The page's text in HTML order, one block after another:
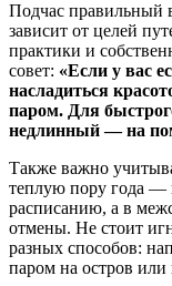
Подчас правильный
зависит от целей
практики и
совет: «Если у вас
насладиться
паром. Для
недлинный — на
Также важно
теплую пору года —
расписанию, а в
отмены. Не стоит
разных способов:
паром на остров или